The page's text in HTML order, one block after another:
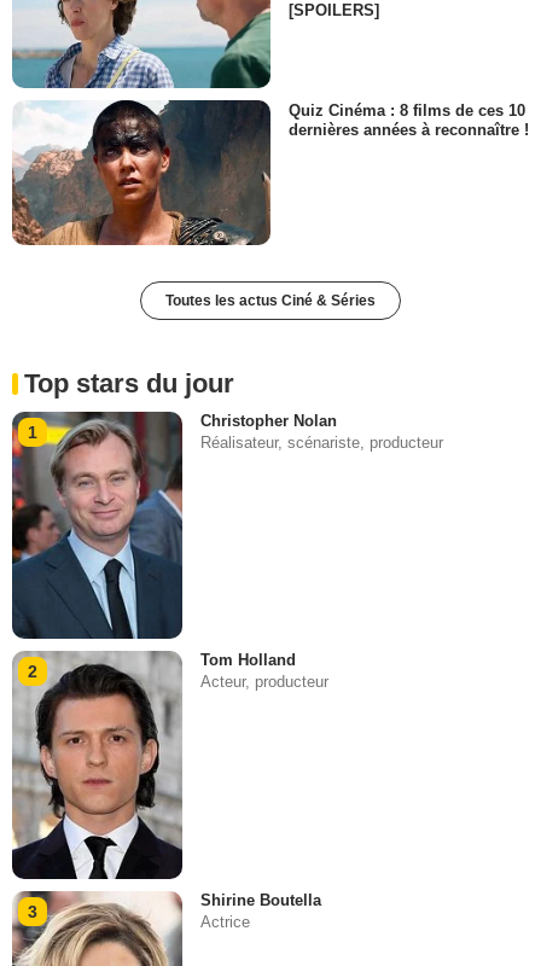
[SPOILERS]
Quiz Cinéma : 8 films de ces 10
dernières années à reconnaître !
Toutes les actus Ciné & Séries
Top stars du jour
1
Christopher Nolan
Réalisateur, scénariste, producteur
2
Tom Holland
Acteur, producteur
3
Shirine Boutella
Actrice